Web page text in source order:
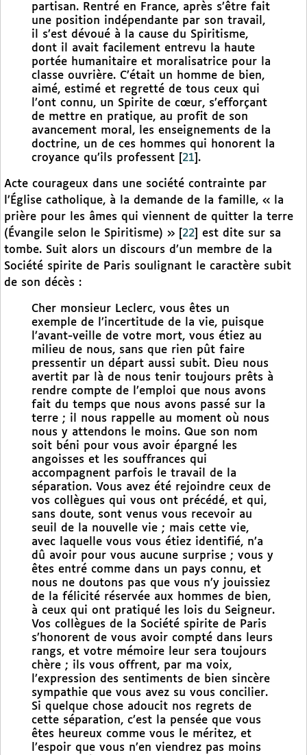
partisan. Rentré en France, après s’être fait
une position indépendante par son travail,
il s’est dévoué à la cause du Spiritisme,
dont il avait facilement entrevu la haute
portée humanitaire et moralisatrice pour la
classe ouvrière. C’était un homme de bien,
aimé, estimé et regretté de tous ceux qui
l’ont connu, un Spirite de cœur, s’efforçant
de mettre en pratique, au profit de son
avancement moral, les enseignements de la
doctrine, un de ces hommes qui honorent la
croyance qu’ils professent
21 .
Acte courageux dans une société contrainte par
l’Église catholique, à la demande de la famille, « la
prière pour les âmes qui viennent de quitter la terre
(Évangile selon le Spiritisme) »
22
est dite sur sa
tombe. Suit alors un discours d’un membre de la
Société spirite de Paris soulignant le caractère subit
de son décès :
Cher monsieur Leclerc, vous êtes un
exemple de l’incertitude de la vie, puisque
l’avant-veille de votre mort, vous étiez au
milieu de nous, sans que rien pût faire
pressentir un départ aussi subit. Dieu nous
avertit par là de nous tenir toujours prêts à
rendre compte de l’emploi que nous avons
fait du temps que nous avons passé sur la
terre ; il nous rappelle au moment où nous
nous y attendons le moins. Que son nom
soit béni pour vous avoir épargné les
angoisses et les souffrances qui
accompagnent parfois le travail de la
séparation. Vous avez été rejoindre ceux de
vos collègues qui vous ont précédé, et qui,
sans doute, sont venus vous recevoir au
seuil de la nouvelle vie ; mais cette vie,
avec laquelle vous vous étiez identifié, n’a
dû avoir pour vous aucune surprise ; vous y
êtes entré comme dans un pays connu, et
nous ne doutons pas que vous n’y jouissiez
de la félicité réservée aux hommes de bien,
à ceux qui ont pratiqué les lois du Seigneur.
Vos collègues de la Société spirite de Paris
s’honorent de vous avoir compté dans leurs
rangs, et votre mémoire leur sera toujours
chère ; ils vous offrent, par ma voix,
l’expression des sentiments de bien sincère
sympathie que vous avez su vous concilier.
Si quelque chose adoucit nos regrets de
cette séparation, c’est la pensée que vous
êtes heureux comme vous le méritez, et
l’espoir que vous n’en viendrez pas moins